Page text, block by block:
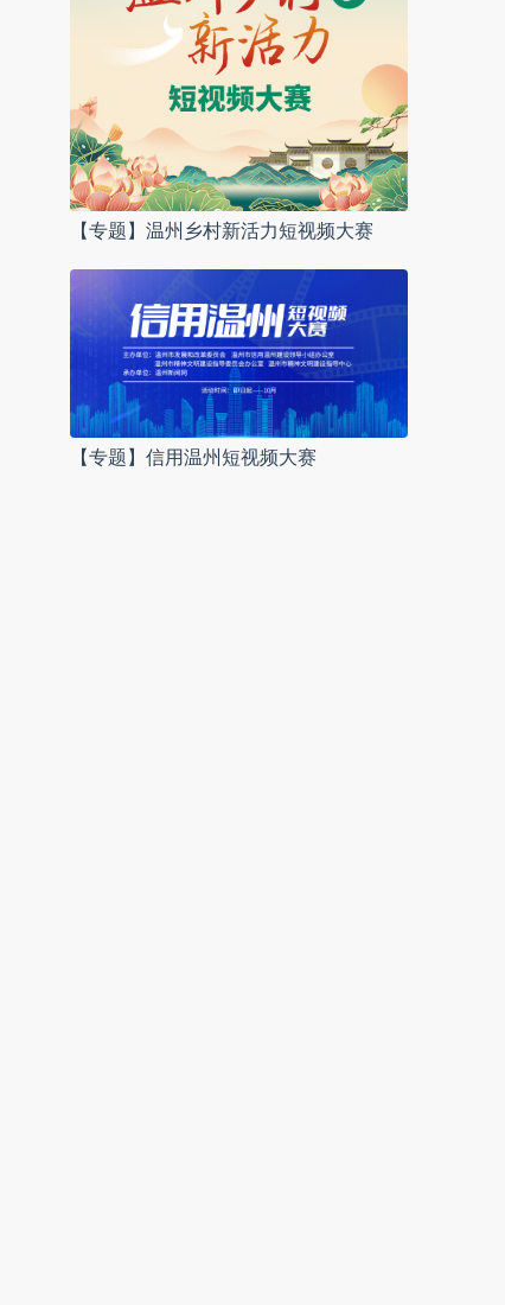
【专题】温州乡村新活力短视频大赛
【专题】信用温州短视频大赛